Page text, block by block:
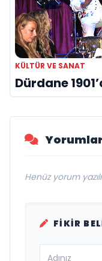
KÜLTÜR VE SANAT
Dürdane
Henüz yorum
FIKIR